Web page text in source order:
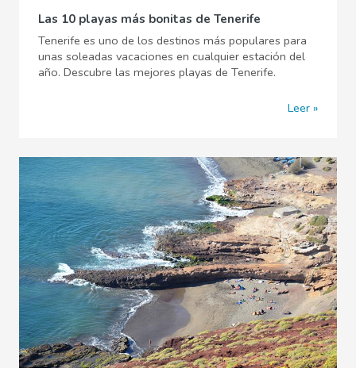
Las 10 playas más bonitas de Tenerife
Tenerife es uno de los destinos más populares para
unas soleadas vacaciones en cualquier estación del
año. Descubre las mejores playas de Tenerife.
Leer